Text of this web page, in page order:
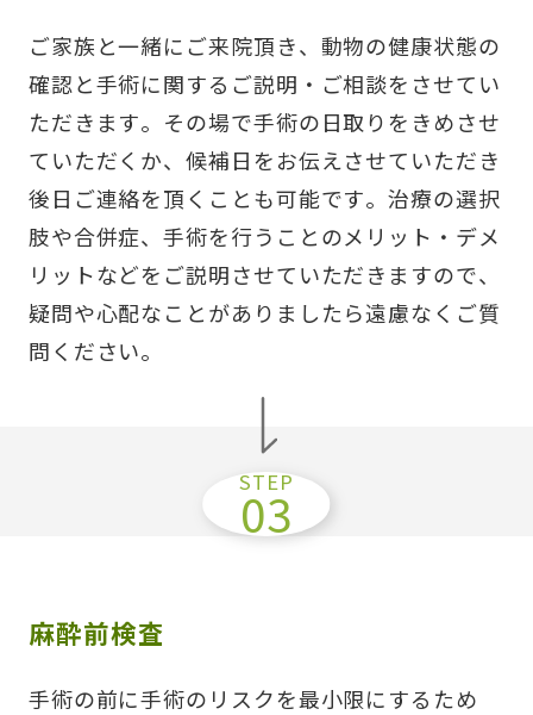
ご家族と一緒にご来院頂き、動物の健康状態の
確認と手術に関するご説明・ご相談をさせてい
ただきます。その場で手術の日取りをきめさせ
ていただくか、候補日をお伝えさせていただき
後日ご連絡を頂くことも可能です。治療の選択
肢や合併症、手術を行うことのメリット・デメ
リットなどをご説明させていただきますので、
疑問や心配なことがありましたら遠慮なくご質
問ください。
麻酔前検査
手術の前に手術のリスクを最小限にするため